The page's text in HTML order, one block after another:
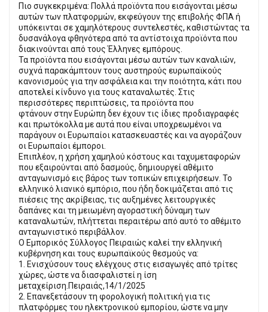
Πιο συγκεκριμένα: Πολλά προϊόντα που εισάγονται μέσω
αυτών των πλατφορμών, εκφεύγουν της επιβολής ΦΠΑ ή
υπόκεινται σε χαμηλότερους συντελεστές, καθιστώντας τα
δυσανάλογα φθηνότερα από τα αντίστοιχα προϊόντα που
διακινούνται από τους Έλληνες εμπόρους.
Τα προϊόντα που εισάγονται μέσω αυτών των καναλιών,
συχνά παρακάμπτουν τους αυστηρούς ευρωπαϊκούς
κανονισμούς για την ασφάλεια και την ποιότητα, κάτι που
αποτελεί κίνδυνο για τους καταναλωτές. Στις
περισσότερες περιπτώσεις, τα προϊόντα που
φτάνουν στην Ευρώπη δεν έχουν τις ίδιες προδιαγραφές
και πρωτόκολλα με αυτά που είναι υποχρεωμένοι να
παράγουν οι Ευρωπαίοι κατασκευαστές και να αγοράζουν
οι Ευρωπαίοι έμποροι.
Επιπλέον, η χρήση χαμηλού κόστους και ταχυμεταφορών
που εξαιρούνται από δασμούς, δημιουργεί αθέμιτο
ανταγωνισμό εις βάρος των τοπικών επιχειρήσεων. Το
ελληνικό λιανικό εμπόριο, που ήδη δοκιμάζεται από τις
πιέσεις της ακρίβειας, τις αυξημένες λειτουργικές
δαπάνες και τη μειωμένη αγοραστική δύναμη των
καταναλωτών, πλήττεται περαιτέρω από αυτό το αθέμιτο
ανταγωνιστικό περιβάλλον.
Ο Εμπορικός Σύλλογος Πειραιώς καλεί την ελληνική
κυβέρνηση και τους ευρωπαϊκούς θεσμούς να:
1. Ενισχύσουν τους ελέγχους στις εισαγωγές από τρίτες
χώρες, ώστε να διασφαλιστεί η ίση
μεταχείριση.Πειραιάς,14/1/2025
2. Επανεξετάσουν τη φορολογική πολιτική για τις
πλατφόρμες του ηλεκτρονικού εμπορίου, ώστε να μην